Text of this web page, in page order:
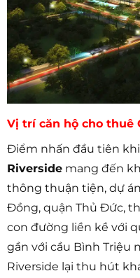
Vị trí căn hộ cho thuê
Điểm nhấn đầu tiên khi
Riverside mang đến
thông thuận tiện, dự
Đồng, quận Thủ Đức,
con đường liền kề với
gần với cầu Bình Triệu
Riverside lại thu hút